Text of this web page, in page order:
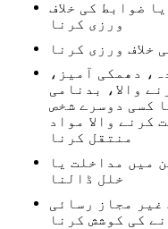
ضوابط کی خلاف
ورزی کرنا
خلاف ورزی کرنا
دھمکی آمیز،
والا، بدنامی
کسی دوسرے شخص
کرنے والا مواد
منتقل کرنا
میں مداخلت یا
خلل ڈالنا
غیر مجاز رسائی
کی کوشش کرنا